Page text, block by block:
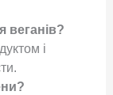
веганів?
і